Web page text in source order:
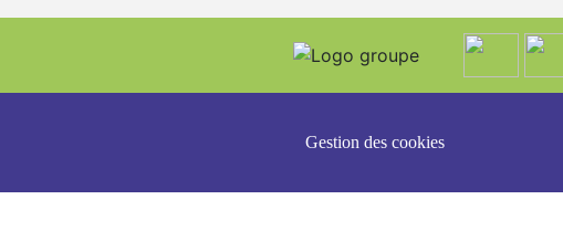
Gestion des cookies